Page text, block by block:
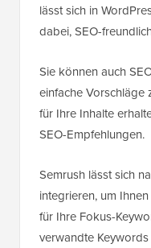
lässt sich in
dabei, SEO-
Sie können auch
einfache Vorschläge
für Ihre Inhalte
SEO-Empfehlungen.
Semrush lässt sich
integrieren, um
für Ihre Fokus-
verwandte